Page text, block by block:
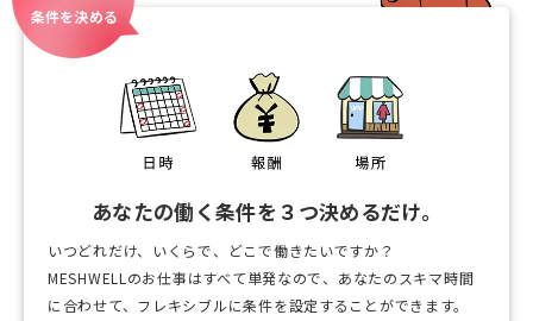
条件を決める
あなたの働く条件を３つ決めるだけ。
いつどれだけ、いくらで、どこで働きたいですか？
MESHWELLのお仕事はすべて単発なので、あなたのスキマ時間
に合わせて、フレキシブルに条件を設定することができます。